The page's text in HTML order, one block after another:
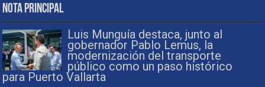
Nota Principal
Luis Munguía destaca, junto al
gobernador Pablo Lemus, la
modernización del transporte
público como un paso histórico
para Puerto Vallarta